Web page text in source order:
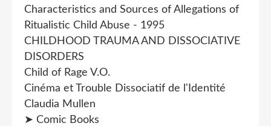
Characteristics and Sources of Allegations of
Ritualistic Child Abuse - 1995
CHILDHOOD TRAUMA AND DISSOCIATIVE
DISORDERS
Child of Rage V.O.
Cinéma et Trouble Dissociatif de l'Identité
Claudia Mullen
➤ Comic Books